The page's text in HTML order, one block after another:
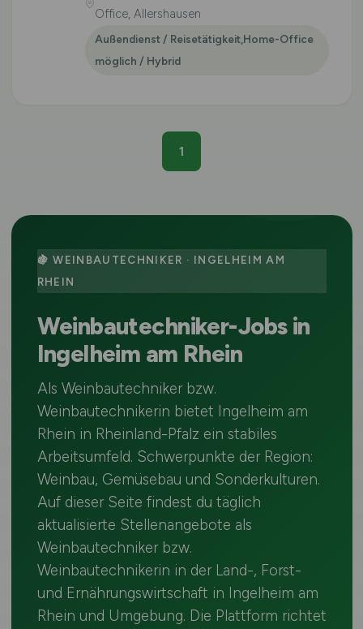
Office, Allershausen
Außendienst / Reisetätigkeit,Home-Office
möglich / Hybrid
1
🍇 WEINBAUTECHNIKER · INGELHEIM AM
RHEIN
Weinbautechniker-Jobs in
Ingelheim am Rhein
Als Weinbautechniker bzw.
Weinbautechnikerin bietet Ingelheim am
Rhein in Rheinland-Pfalz ein stabiles
Arbeitsumfeld. Schwerpunkte der Region:
Weinbau, Gemüsebau und Sonderkulturen.
Auf dieser Seite findest du täglich
aktualisierte Stellenangebote als
Weinbautechniker bzw.
Weinbautechnikerin in der Land-, Forst-
und Ernährungswirtschaft in Ingelheim am
Rhein und Umgebung. Die Plattform richtet